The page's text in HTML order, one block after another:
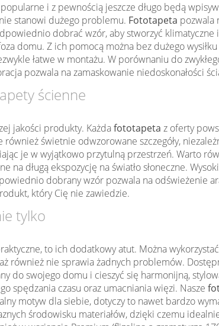
i z pewnością jeszcze długo będą
stanowi dużego problemu. Fototapeta pozwala
dobrać wzór, aby stworzyć klimatyczne
domu. Z ich pomocą można bez dużego
łatwe w montażu. W porównaniu do
pozwala na zamaskowanie niedoskonałości
ścienne
jakości produkty. Każdafototapeta z oferty
świetnie odwzorowane szczegóły,
je w wyjątkowo przytulną przestrzeń. Warto
na długą ekspozycję na światło słoneczne.
dobrany wzór pozwala na odświeżenie
który Cię nie zawiedzie.
tylko
to ich dodatkowy atut. Można
również nie sprawia żadnych problemów.
do swojego domu i cieszyć się harmonijną,
spędzania czasu oraz umacniania więzi. Nasze
motyw dla siebie, dotyczy to nawet bardzo
środowisku materiałów, dzięki czemu